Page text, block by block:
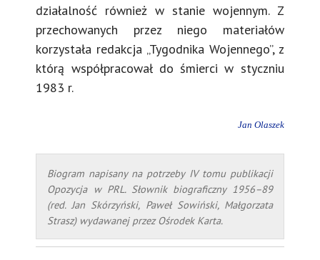
działalność również w stanie wojennym. Z
przechowanych przez niego materiałów
korzystała redakcja „Tygodnika Wojennego”, z
którą współpracował do śmierci w styczniu
1983 r.
Jan Olaszek
Biogram napisany na potrzeby IV tomu publikacji
Opozycja w PRL. Słownik biograficzny 1956–89
(red. Jan Skórzyński, Paweł Sowiński, Małgorzata
Strasz) wydawanej przez Ośrodek Karta.